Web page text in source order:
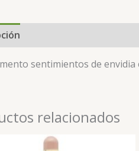
sentimientos de
relacionados